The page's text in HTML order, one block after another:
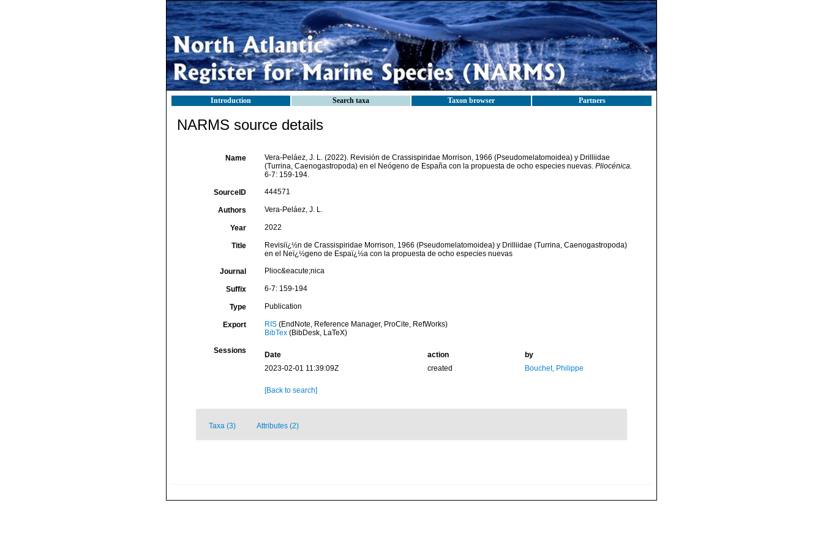
Introduction Search taxa Taxon browser Partners
NARMS source details
Name
Vera-Peláez, J. L. (2022). Revisión de Crassispiridae Morrison, 1966 (Pseudomelatomoidea) y Drilliidae
(Turrina, Caenogastropoda) en el Neógeno de España con la propuesta de ocho especies nuevas. Pliocénica.
6-7: 159-194.
SourceID 444571
Authors Vera-Peláez, J. L.
Year 2022
Title
Revisiï¿½n de Crassispiridae Morrison, 1966 (Pseudomelatomoidea) y Drilliidae (Turrina, Caenogastropoda)
en el Neï¿½geno de Espaï¿½a con la propuesta de ocho especies nuevas
Journal Plioc&eacute;nica
Suffix 6-7: 159-194
Type Publication
Export RIS(EndNote, Reference Manager, ProCite, RefWorks)
BibTex(BibDesk, LaTeX)
Sessions Date action
by
2023-02-01 11:39:09Z
created Bouchet, Philippe
[Back to search]
Taxa (3) Attributes (2)